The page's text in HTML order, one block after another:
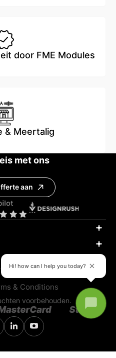
door FME Modules
& Meertalig
met ons
aan
Hi! how can I help you today?
& Conditions
voorbehouden.